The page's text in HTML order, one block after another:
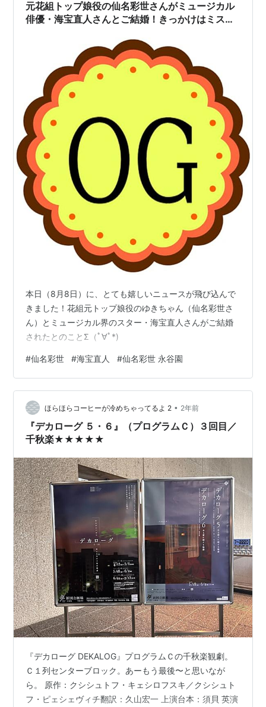
元花組トップ娘役の仙名彩世さんがミュージカル
俳優・海宝直人さんとご結婚！きっかけはミス・
本日（8月8日）に、とても嬉しいニュースが飛び込んで
きました！花組元トップ娘役のゆきちゃん（仙名彩世さ
ん）とミュージカル界のスター・海宝直人さんがご結婚
されたとのことΣ（ﾟ∀ﾟ*)
#仙名彩世 #海宝直人 #仙名彩世 永谷園
ほらほらコーヒーが冷めちゃってるよ 2 • 2年前
『デカローグ ５・６』（プログラムＣ）３回目／
千秋楽★★★★★
『デカローグ DEKALOG』プログラムＣの千秋楽観劇。
Ｃ１列センターブロック。あーもう最後〜と思いなが
ら。 原作：クシシュトフ・キェシロフスキ／クシシュト
フ・ピェシェヴィチ翻訳：久山宏一 上演台本：須貝 英演